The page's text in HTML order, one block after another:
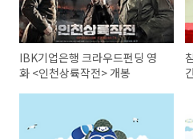
IBK기업은행 크라우드펀딩 영
화 <인천상륙작전> 개봉